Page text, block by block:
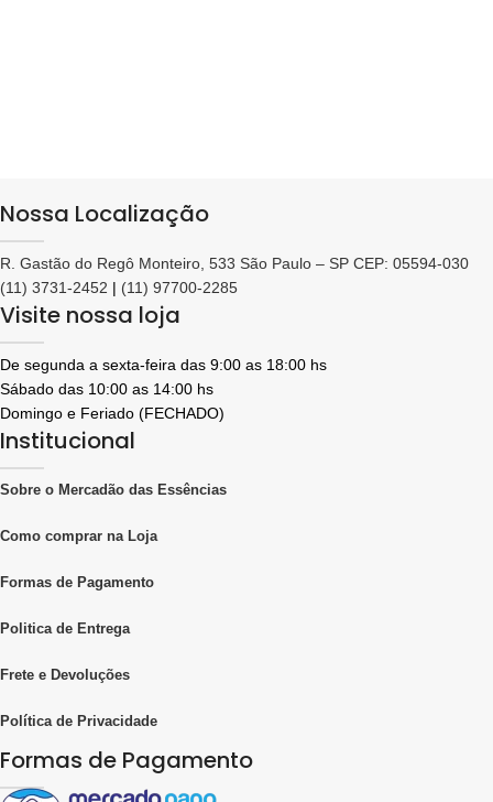
Nossa Localização
R. Gastão do Regô Monteiro, 533 São Paulo – SP CEP: 05594-030
(11) 3731-2452 | (11) 97700-2285
Visite nossa loja
De segunda a sexta-feira das 9:00 as 18:00 hs
Sábado das 10:00 as 14:00 hs
Domingo e Feriado (FECHADO)
Institucional
Sobre o Mercadão das Essências
Como comprar na Loja
Formas de Pagamento
Politica de Entrega
Frete e Devoluções
Política de Privacidade
Formas de Pagamento